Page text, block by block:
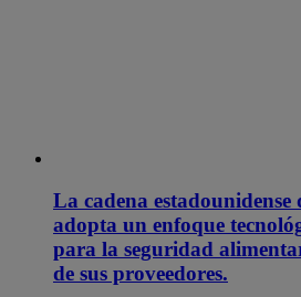
La cadena
adopta un enfoque
para la seguridad
de sus proveedores.